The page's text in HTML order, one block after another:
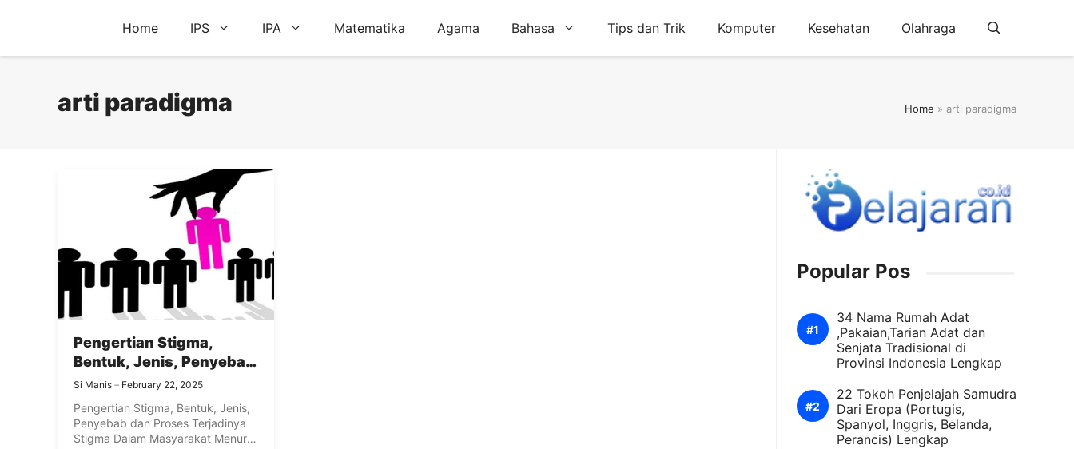
Home IPS IPA Matematika Agama Bahasa Tips dan Trik Komputer Kesehatan Olahraga
arti paradigma Home » arti paradigma
Pengertian Stigma,
Bentuk, Jenis, Penyebab
dan Proses Terjadinya
Stigma Menurut Para
Ahli Lengkap
Si Manis February 22, 2025
Pengertian Stigma, Bentuk, Jenis,
Penyebab dan Proses Terjadinya
Stigma Dalam Masyarakat Menurut
Popular Pos
34 Nama Rumah Adat
,Pakaian,Tarian Adat dan
Senjata Tradisional di
Provinsi Indonesia Lengkap
22 Tokoh Penjelajah Samudra
Dari Eropa (Portugis,
Spanyol, Inggris, Belanda,
Perancis) Lengkap